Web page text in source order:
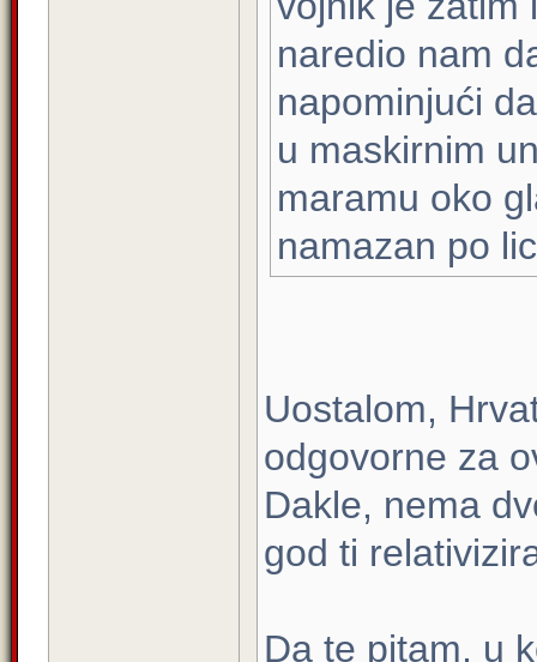
naredio nam
napominjući
u maskirnim
maramu oko
namazan po
Uostalom,
odgovorne za
Dakle, nema
god ti
Da te pitam, u